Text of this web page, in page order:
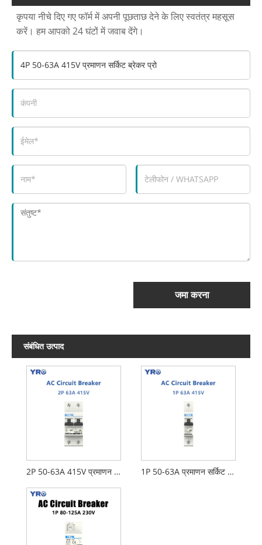
कृपया नीचे दिए गए फॉर्म में अपनी पूछताछ देने के लिए स्वतंत्र महसूस
करें। हम आपको 24 घंटों में जवाब देंगे।
जमा करना
संबंधित उत्पाद
2P 50-63A 415V प्रमाणन सर्किट ब्रेकर प्रो 1P 50-63A प्रमाणन सर्किट ब्रेकर प्रो